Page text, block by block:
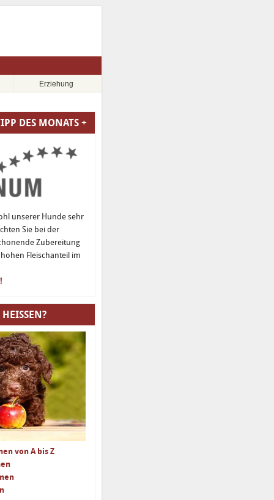
Erziehung
DES MONATS +
unserer Hunde sehr
Sie bei der
Zubereitung
Fleischanteil im
von A bis Z